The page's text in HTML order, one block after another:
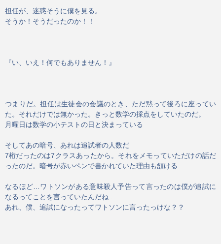
担任が、迷惑そうに僕を見る。
そうか！そうだったのか！！
『い、いえ！何でもありません！』
つまりだ。担任は生徒会の会議のとき、ただ黙って後ろに座ってい
た。それだけでは無かった。きっと数学の採点をしていたのだ。
月曜日は数学の小テストの日と決まっている
そしてあの暗号、あれは追試者の人数だ
7桁だったのは7クラスあったから。それをメモっていただけの話だ
ったのだ。暗号が赤いペンで書かれていた理由も頷ける
なるほど…ワトソンがある意味殺人予告って言ったのは僕が追試に
なるってことを言っていたんだね…
あれ、僕、追試になったってワトソンに言ったっけな？？